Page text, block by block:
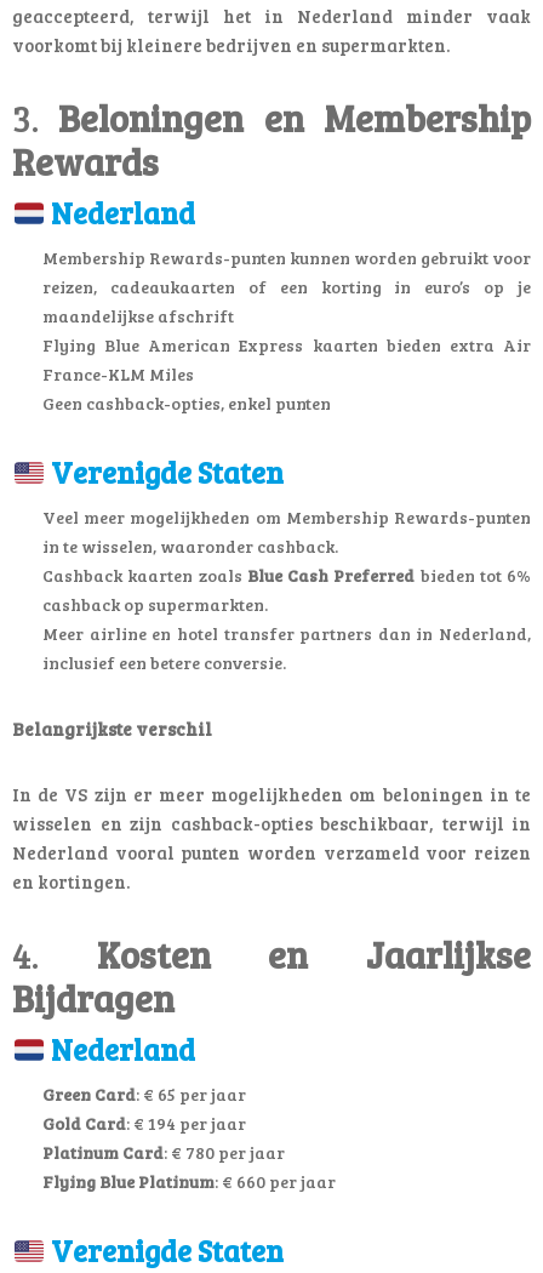
geaccepteerd, terwijl het in Nederland minder vaak
voorkomt bij kleinere bedrijven en supermarkten.
3. Beloningen en Membership
Rewards
Nederland
Membership Rewards-punten kunnen worden gebruikt voor
reizen, cadeaukaarten of een korting in euro’s op je
maandelijkse afschrift
Flying Blue American Express kaarten bieden extra Air
France-KLM Miles
Geen cashback-opties, enkel punten
Verenigde Staten
Veel meer mogelijkheden om Membership Rewards-punten
in te wisselen, waaronder cashback.
Cashback kaarten zoals Blue Cash Preferred bieden tot 6%
cashback op supermarkten.
Meer airline en hotel transfer partners dan in Nederland,
inclusief een betere conversie.
Belangrijkste verschil
In de VS zijn er meer mogelijkheden om beloningen in te
wisselen en zijn cashback-opties beschikbaar, terwijl in
Nederland vooral punten worden verzameld voor reizen
en kortingen.
4. Kosten en Jaarlijkse
Bijdragen
Nederland
Green Card: € 65 per jaar
Gold Card: € 194 per jaar
Platinum Card: € 780 per jaar
Flying Blue Platinum: € 660 per jaar
Verenigde Staten